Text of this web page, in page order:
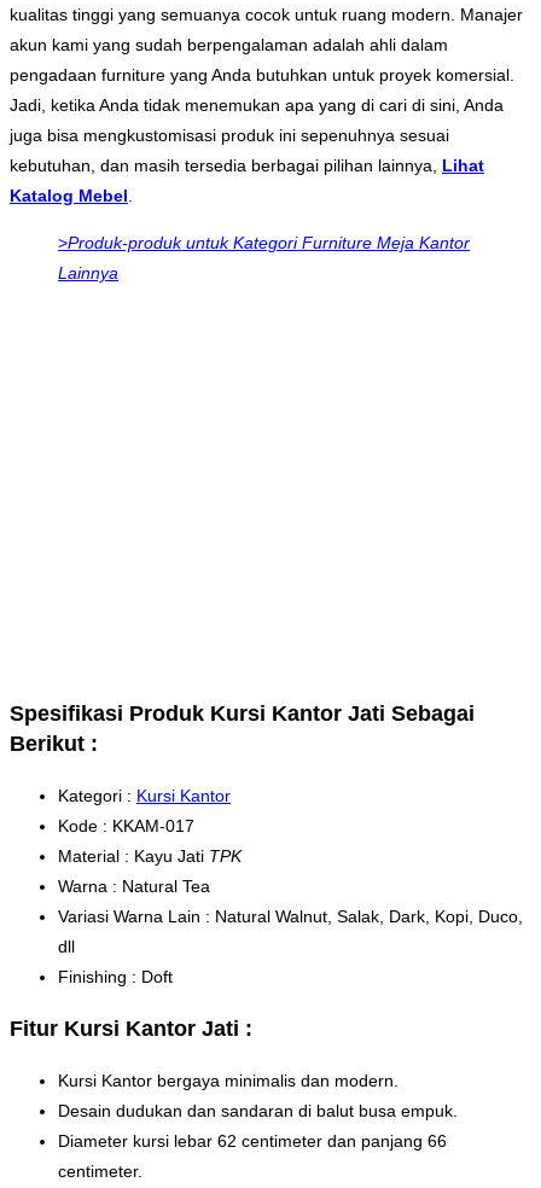
kualitas tinggi yang semuanya cocok untuk ruang modern. Manajer
akun kami yang sudah berpengalaman adalah ahli dalam
pengadaan furniture yang Anda butuhkan untuk proyek komersial.
Jadi, ketika Anda tidak menemukan apa yang di cari di sini, Anda
juga bisa mengkustomisasi produk ini sepenuhnya sesuai
kebutuhan, dan masih tersedia berbagai pilihan lainnya, Lihat
Katalog Mebel
>Produk-produk untuk Kategori Furniture Meja Kantor
Lainnya
Spesifikasi Produk Kursi Kantor Jati Sebagai
Berikut :
Kategori : Kursi Kantor
Kode : KKAM-017
Material : Kayu Jati TPK
Warna : Natural Tea
Variasi Warna Lain : Natural Walnut, Salak, Dark, Kopi, Duco,
dll
Finishing : Doft
Fitur Kursi Kantor Jati :
Kursi Kantor bergaya minimalis dan modern.
Desain dudukan dan sandaran di balut busa empuk.
Diameter kursi lebar 62 centimeter dan panjang 66
centimeter.